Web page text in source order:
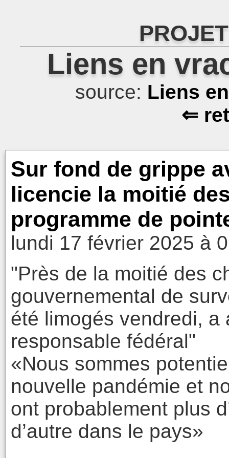
Liens en
source: Liens
⇐
Sur fond de grippe
licencie la moitié
programme de
lundi 17 février 2025 à
"Près de la moitié des
gouvernemental de
été limogés vendredi, a
responsable fédéral"
«Nous sommes
nouvelle pandémie et
ont probablement plus
d’autre dans le pays»